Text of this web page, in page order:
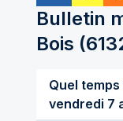
Bulletin
Bois (
Quel